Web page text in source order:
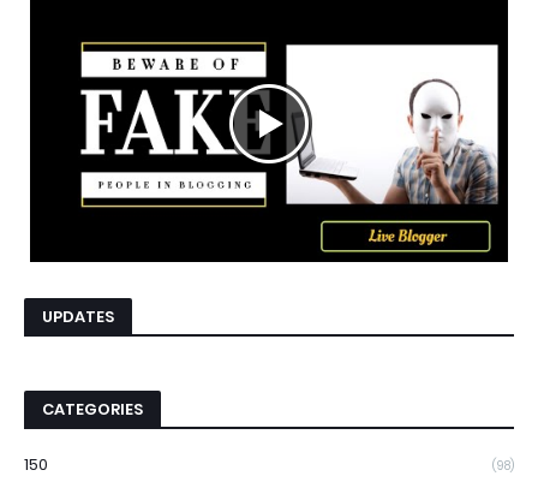
UPDATES
CATEGORIES
150 (98)